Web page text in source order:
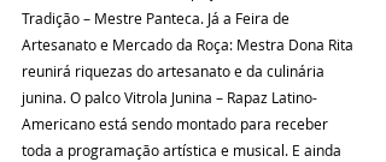
Tradição – Mestre Panteca. Já a Feira de
Artesanato e Mercado da Roça: Mestra Dona Rita
reunirá riquezas do artesanato e da culinária
junina. O palco Vitrola Junina – Rapaz Latino-
Americano está sendo montado para receber
toda a programação artística e musical. E ainda